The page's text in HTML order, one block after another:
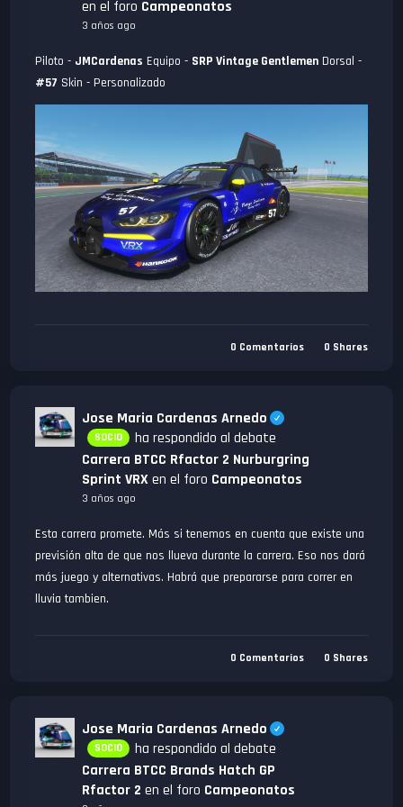
en el foro Campeonatos
3 años ago
Piloto - JMCardenas Equipo - SRP Vintage Gentlemen Dorsal -
#57 Skin - Personalizado
0 Comentarios 0 Shares
Jose Maria Cardenas Arnedo
SOCIO
ha respondido al debate
Carrera BTCC Rfactor 2 Nurburgring
Sprint VRXen el foro Campeonatos
3 años ago
Esta carrera promete. Más si tenemos en cuenta que existe una
previsión alta de que nos llueva durante la carrera. Eso nos dará
más juego y alternativas. Habrá que prepararse para correr en
lluvia tambien.
0 Comentarios 0 Shares
Jose Maria Cardenas Arnedo
SOCIO
ha respondido al debate
Carrera BTCC Brands Hatch GP
Rfactor 2 en el foro Campeonatos